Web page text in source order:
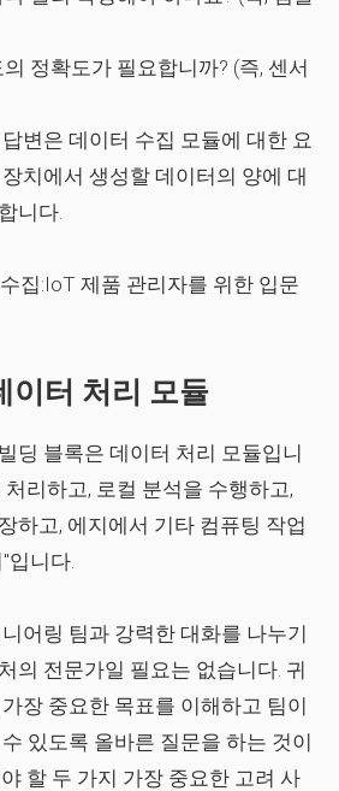
정확도가 필요합니까? (즉, 센서
변은 데이터 수집 모듈에 대한 요
치에서 생성할 데이터의 양에 대
니다.
집:IoT 제품 관리자를 위한 입문
이터 처리 모듈
딩 블록은 데이터 처리 모듈입니
리하고, 로컬 분석을 수행하고,
하고, 에지에서 기타 컴퓨팅 작업
입니다.
어링 팀과 강력한 대화를 나누기
의 전문가일 필요는 없습니다. 귀
장 중요한 목표를 이해하고 팀이
있도록 올바른 질문을 하는 것이
할 두 가지 가장 중요한 고려 사